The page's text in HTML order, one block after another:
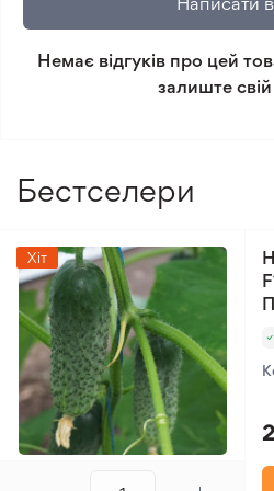
повернення.
Мінімальне замовлення 300
Немає відгуків про цей
залиште свій
Бестселери
Хіт